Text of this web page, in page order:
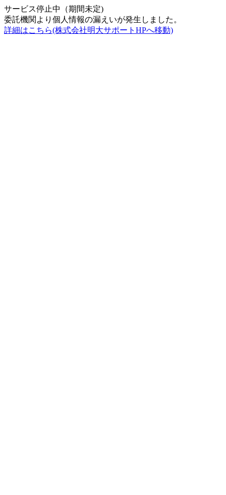
サービス停止中（期間未定)
委託機関より個人情報の漏えいが発生しました。
詳細はこちら(株式会社明大サポートHPへ移動)